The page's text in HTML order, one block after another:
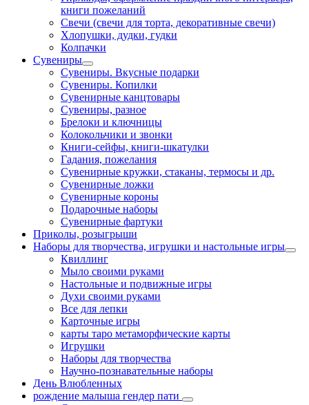
книги пожеланий
Свечи (свечи для торта, декоративные свечи)
Хлопушки, дудки, гудки
Колпачки
Сувениры
Сувениры. Вкусные подарки
Сувениры. Копилки
Сувенирные канцтовары
Сувениры, разное
Брелоки и ключницы
Колокольчики и звонки
Книги-сейфы, книги-шкатулки
Гадания, пожелания
Сувенирные кружки, стаканы, термосы и др.
Сувенирные ложки
Сувенирные короны
Подарочные наборы
Сувенирные фартуки
Приколы, розыгрыши
Наборы для творчества, игрушки и настольные игры
Квиллинг
Мыло своими руками
Настольные и подвижные игры
Духи своими руками
Все для лепки
Карточные игры
карты таро метаморфические карты
Игрушки
Наборы для творчества
Научно-познавательные наборы
День Влюбленных
рождение малыша гендер пати